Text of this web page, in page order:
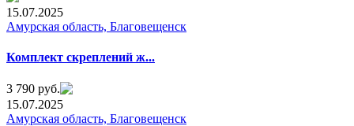
15.07.2025
Амурская область, Благовещенск
Комплeкт cкреплений ж...
3 790 руб.
15.07.2025
Амурская область, Благовещенск